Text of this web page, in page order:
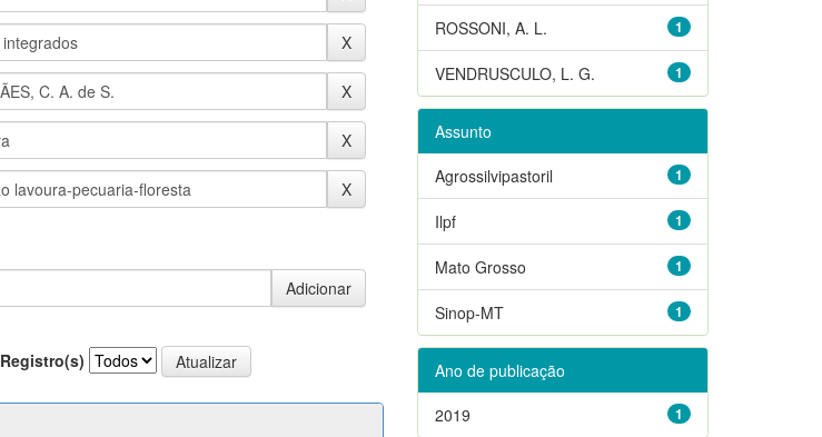
Registro(s)
1
ROSSONI, A. L.
1
VENDRUSCULO, L. G.
Assunto
1
Agrossilvipastoril
1
Ilpf
1
Mato Grosso
1
Sinop-MT
Ano de publicação
1
2019